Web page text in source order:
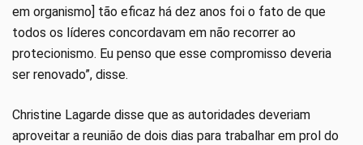
em organismo] tão eficaz há dez anos foi o fato de que
todos os líderes concordavam em não recorrer ao
protecionismo. Eu penso que esse compromisso deveria
ser renovado”, disse.
Christine Lagarde disse que as autoridades deveriam
aproveitar a reunião de dois dias para trabalhar em prol do